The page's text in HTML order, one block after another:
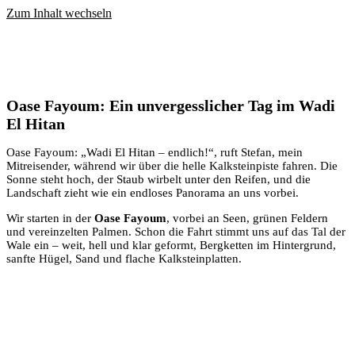
Zum Inhalt wechseln
Oase Fayoum: Ein unvergesslicher Tag im Wadi
El Hitan
Oase Fayoum: „Wadi El Hitan – endlich!“, ruft Stefan, mein
Mitreisender, während wir über die helle Kalksteinpiste fahren. Die
Sonne steht hoch, der Staub wirbelt unter den Reifen, und die
Landschaft zieht wie ein endloses Panorama an uns vorbei.
Wir starten in der Oase Fayoum, vorbei an Seen, grünen Feldern
und vereinzelten Palmen. Schon die Fahrt stimmt uns auf das Tal der
Wale ein – weit, hell und klar geformt, Bergketten im Hintergrund,
sanfte Hügel, Sand und flache Kalksteinplatten.